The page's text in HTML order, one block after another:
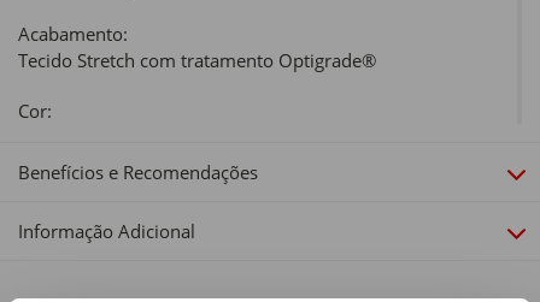
Acabamento:
Tecido Stretch com tratamento Optigrade®
Cor:
Material:
Hipoalergénicas; Sistema Commodo®; Poliéter Reciclável;
Benefícios e Recomendações
Informação Adicional